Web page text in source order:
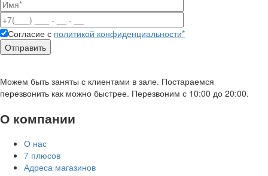
Согласие с политикой конфиденциальности*
Можем быть заняты с клиентами в зале. Постараемся
перезвонить как можно быстрее. Перезвоним с 10:00 до 20:00.
О компании
О нас
7 плюсов
Адреса магазинов